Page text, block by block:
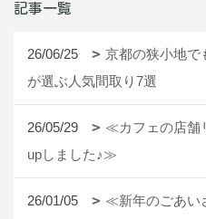
記事一覧
26/06/25
京都の狭小地で
が選ぶ人気間取り7選
26/05/29
≪カフェの店舗
upしました♪≫
26/01/05 ≪新年のごあい